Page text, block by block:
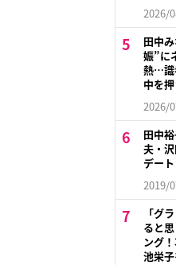
2026/
田中
娠”に
熱…識
中を
2026/
田中
夫・
デート
2019/
「グ
ると
ング
池栄